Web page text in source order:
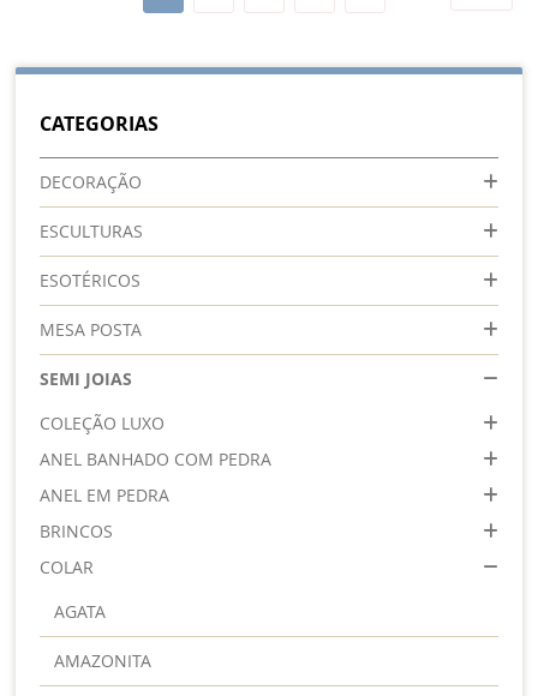
lendo
CATEGORIAS
DECORAÇÃO
ESCULTURAS
ESOTÉRICOS
MESA POSTA
SEMI JOIAS
COLEÇÃO LUXO
ANEL BANHADO COM PEDRA
ANEL EM PEDRA
BRINCOS
COLAR
AGATA
AMAZONITA